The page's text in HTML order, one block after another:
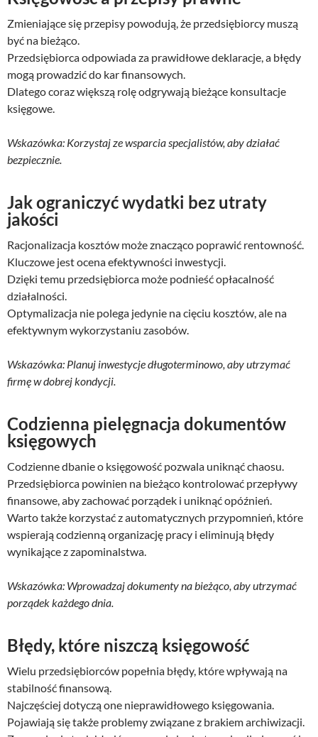
Zmieniające się przepisy powodują, że przedsiębiorcy muszą
być na bieżąco.
Przedsiębiorca odpowiada za prawidłowe deklaracje, a błędy
mogą prowadzić do kar finansowych.
Dlatego coraz większą rolę odgrywają bieżące konsultacje
księgowe.
Wskazówka: Korzystaj ze wsparcia specjalistów, aby działać
bezpiecznie.
Jak ograniczyć wydatki bez utraty
jakości
Racjonalizacja kosztów może znacząco poprawić rentowność.
Kluczowe jest ocena efektywności inwestycji.
Dzięki temu przedsiębiorca może podnieść opłacalność
działalności.
Optymalizacja nie polega jedynie na cięciu kosztów, ale na
efektywnym wykorzystaniu zasobów.
Wskazówka: Planuj inwestycje długoterminowo, aby utrzymać
firmę w dobrej kondycji.
Codzienna pielęgnacja dokumentów
księgowych
Codzienne dbanie o księgowość pozwala uniknąć chaosu.
Przedsiębiorca powinien na bieżąco kontrolować przepływy
finansowe, aby zachować porządek i uniknąć opóźnień.
Warto także korzystać z automatycznych przypomnień, które
wspierają codzienną organizację pracy i eliminują błędy
wynikające z zapominalstwa.
Wskazówka: Wprowadzaj dokumenty na bieżąco, aby utrzymać
porządek każdego dnia.
Błędy, które niszczą księgowość
Wielu przedsiębiorców popełnia błędy, które wpływają na
stabilność finansową.
Najczęściej dotyczą one nieprawidłowego księgowania.
Pojawiają się także problemy związane z brakiem archiwizacji.